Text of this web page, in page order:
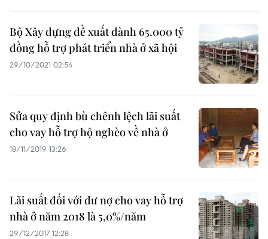
Bộ Xây dựng đề xuất dành 65.000 tỷ
đồng hỗ trợ phát triển nhà ở xã hội
29/10/2021 02:54
Sửa quy định bù chênh lệch lãi suất
cho vay hỗ trợ hộ nghèo về nhà ở
18/11/2019 13:26
Lãi suất đối với dư nợ cho vay hỗ trợ
nhà ở năm 2018 là 5,0%/năm
29/12/2017 12:28